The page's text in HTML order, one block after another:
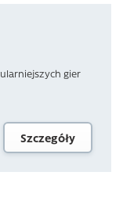
gier
Szczegóły